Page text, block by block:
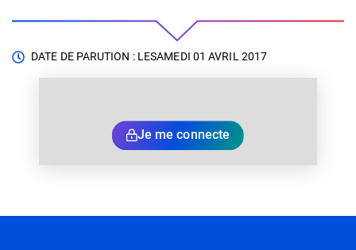
DATE DE PARUTION : LESAMEDI 01 AVRIL 2017
Je me connecte